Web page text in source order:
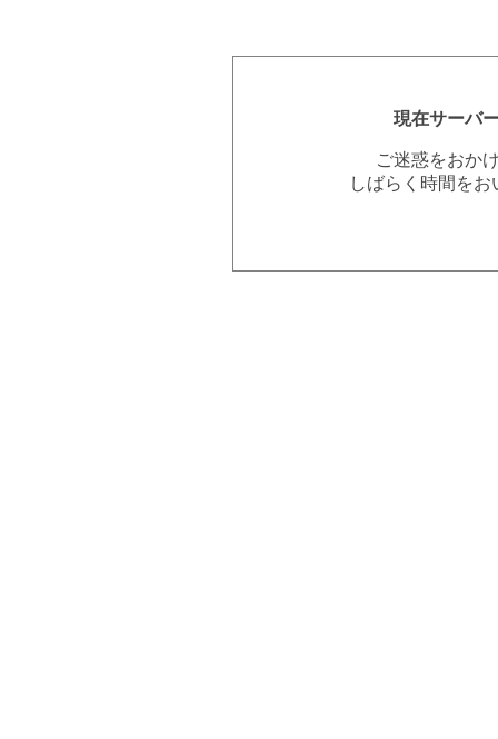
現在サーバ
ご迷惑をおか
しばらく時間を